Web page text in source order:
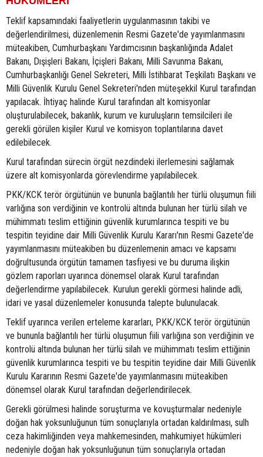
Teklif kapsamındaki faaliyetlerin uygulanmasının takibi ve
değerlendirilmesi, düzenlemenin Resmi Gazete'de yayımlanmasını
müteakiben, Cumhurbaşkanı Yardımcısının başkanlığında Adalet
Bakanı, Dışişleri Bakanı, İçişleri Bakanı, Milli Savunma Bakanı,
Cumhurbaşkanlığı Genel Sekreteri, Milli İstihbarat Teşkilatı Başkanı ve
Milli Güvenlik Kurulu Genel Sekreteri'nden müteşekkil Kurul tarafından
yapılacak. İhtiyaç halinde Kurul tarafından alt komisyonlar
oluşturulabilecek, bakanlık, kurum ve kuruluşların temsilcileri ile
gerekli görülen kişiler Kurul ve komisyon toplantılarına davet
edilebilecek.
Kurul tarafından sürecin örgüt nezdindeki ilerlemesini sağlamak
üzere alt komisyonlarda görevlendirme yapılabilecek.
PKK/KCK terör örgütünün ve bununla bağlantılı her türlü oluşumun fiili
varlığına son verdiğinin ve kontrolü altında bulunan her türlü silah ve
mühimmatı teslim ettiğinin güvenlik kurumlarınca tespiti ve bu
tespitin teyidine dair Milli Güvenlik Kurulu Kararı'nın Resmi Gazete'de
yayımlanmasını müteakiben bu düzenlemenin amacı ve kapsamı
doğrultusunda örgütün tamamen tasfiyesi ve bu duruma ilişkin
gözlem raporları uyarınca dönemsel olarak Kurul tarafından
değerlendirme yapılabilecek. Kurulun gerekli görmesi halinde adli,
idari ve yasal düzenlemeler konusunda talepte bulunulacak.
Teklif uyarınca verilen erteleme kararları, PKK/KCK terör örgütünün
ve bununla bağlantılı her türlü oluşumun fiili varlığına son verdiğinin ve
kontrolü altında bulunan her türlü silah ve mühimmatı teslim ettiğinin
güvenlik kurumlarınca tespiti ve bu tespitin teyidine dair Milli Güvenlik
Kurulu Kararının Resmi Gazete'de yayımlanmasını müteakiben
dönemsel olarak Kurul tarafından değerlendirilecek.
Gerekli görülmesi halinde soruşturma ve kovuşturmalar nedeniyle
doğan hak yoksunluğunun tüm sonuçlarıyla ortadan kaldırılması, sulh
ceza hakimliğinden veya mahkemesinden, mahkumiyet hükümleri
nedeniyle doğan hak yoksunluğunun tüm sonuçlarıyla ortadan